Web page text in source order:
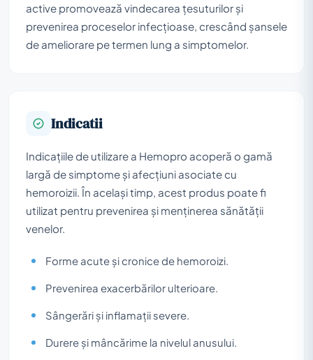
active promovează vindecarea țesuturilor și
prevenirea proceselor infecțioase, crescând șansele
de ameliorare pe termen lung a simptomelor.
Indicatii
Indicațiile de utilizare a Hemopro acoperă o gamă
largă de simptome și afecțiuni asociate cu
hemoroizii. În același timp, acest produs poate fi
utilizat pentru prevenirea și menținerea sănătății
venelor.
Forme acute și cronice de hemoroizi.
Prevenirea exacerbărilor ulterioare.
Sângerări și inflamații severe.
Durere și mâncărime la nivelul anusului.